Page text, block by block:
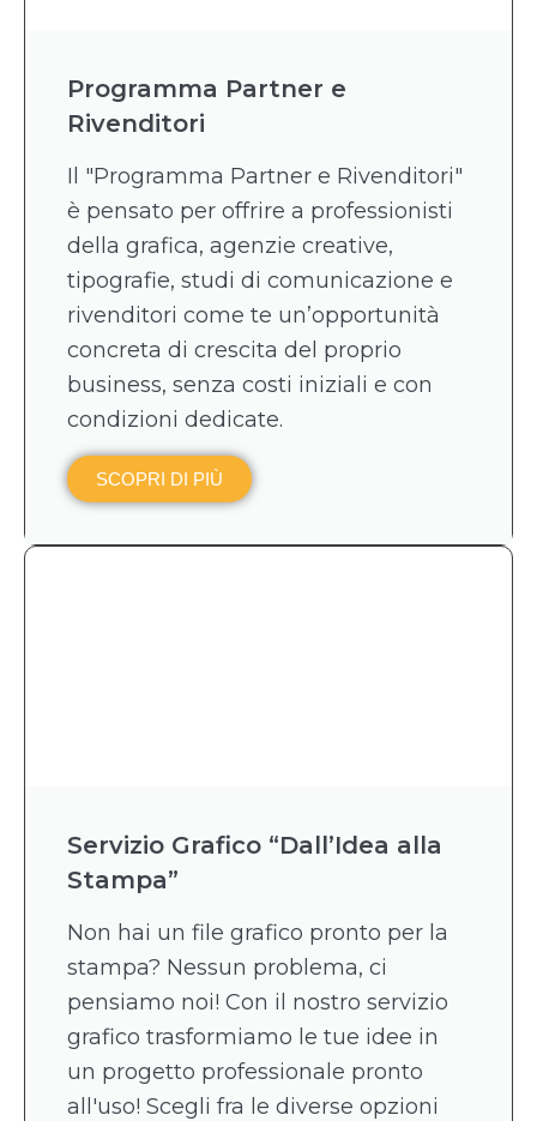
Programma Partner e
Rivenditori
Il "Programma Partner e Rivenditori"
è pensato per offrire a professionisti
della grafica, agenzie creative,
tipografie, studi di comunicazione e
rivenditori come te un’opportunità
concreta di crescita del proprio
business, senza costi iniziali e con
condizioni dedicate.
SCOPRI DI PIÙ
Servizio Grafico “Dall’Idea alla
Stampa”
Non hai un file grafico pronto per la
stampa? Nessun problema, ci
pensiamo noi! Con il nostro servizio
grafico trasformiamo le tue idee in
un progetto professionale pronto
all'uso! Scegli fra le diverse opzioni